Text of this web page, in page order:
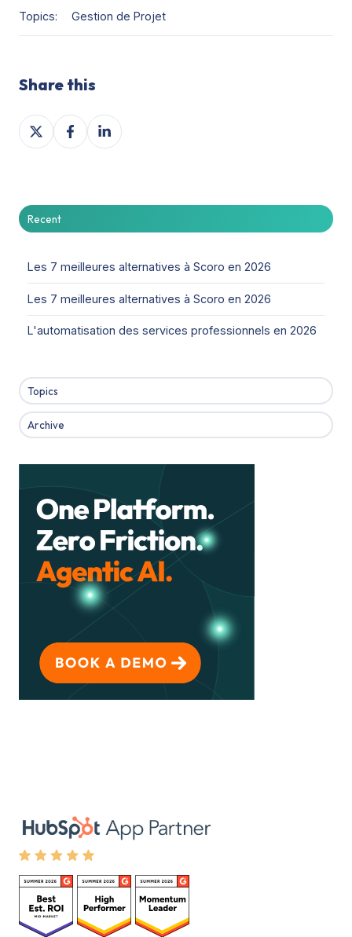
Topics: Gestion de Projet
Share this
Share
on
Share
on
Share
on
Recent
Les 7 meilleures alternatives à Scoro en 2026
Les 7 meilleures alternatives à Scoro en 2026
L'automatisation des services professionnels en 2026
Topics
Archive